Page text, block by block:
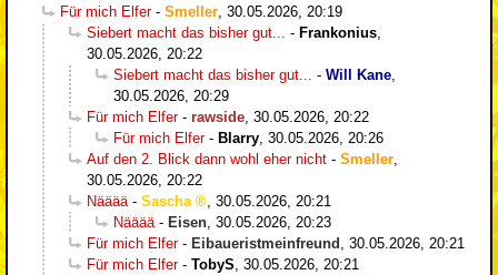
Für mich Elfer- Smeller 30.05.2026, 20:19
Siebert macht das bisher gut...
- Frankonius
30.05.2026, 20:22
Siebert macht das bisher gut...
- Will Kane
30.05.2026, 20:29
Für mich Elfer- rawside 30.05.2026, 20:22
Für mich Elfer- Blarry 30.05.2026, 20:26
Auf den 2. Blick dann wohl eher nicht - Smeller
30.05.2026, 20:22
Nääää - Sascha
30.05.2026, 20:21
Nääää - Eisen 30.05.2026, 20:23
Für mich Elfer- Eibaueristmeinfreund
30.05.2026, 20:21
Für mich Elfer- TobyS 30.05.2026, 20:21